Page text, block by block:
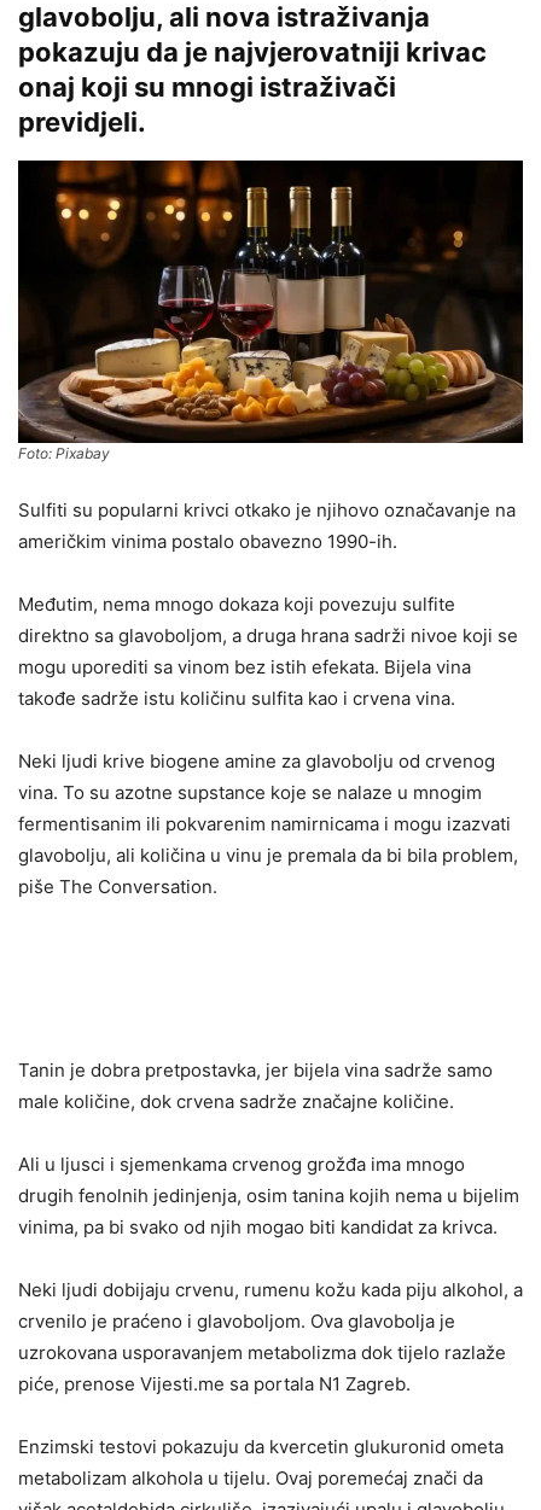
glavobolju, ali nova istraživanja
pokazuju da je najvjerovatniji krivac
onaj koji su mnogi istraživači
previdjeli.
Foto: Pixabay
Sulfiti su popularni krivci otkako je njihovo označavanje na
američkim vinima postalo obavezno 1990-ih.
Međutim, nema mnogo dokaza koji povezuju sulfite
direktno sa glavoboljom, a druga hrana sadrži nivoe koji se
mogu uporediti sa vinom bez istih efekata. Bijela vina
takođe sadrže istu količinu sulfita kao i crvena vina.
Neki ljudi krive biogene amine za glavobolju od crvenog
vina. To su azotne supstance koje se nalaze u mnogim
fermentisanim ili pokvarenim namirnicama i mogu izazvati
glavobolju, ali količina u vinu je premala da bi bila problem,
piše The Conversation.
Tanin je dobra pretpostavka, jer bijela vina sadrže samo
male količine, dok crvena sadrže značajne količine.
Ali u ljusci i sjemenkama crvenog grožđa ima mnogo
drugih fenolnih jedinjenja, osim tanina kojih nema u bijelim
vinima, pa bi svako od njih mogao biti kandidat za krivca.
Neki ljudi dobijaju crvenu, rumenu kožu kada piju alkohol, a
crvenilo je praćeno i glavoboljom. Ova glavobolja je
uzrokovana usporavanjem metabolizma dok tijelo razlaže
piće, prenose Vijesti.me sa portala N1 Zagreb.
Enzimski testovi pokazuju da kvercetin glukuronid ometa
metabolizam alkohola u tijelu. Ovaj poremećaj znači da